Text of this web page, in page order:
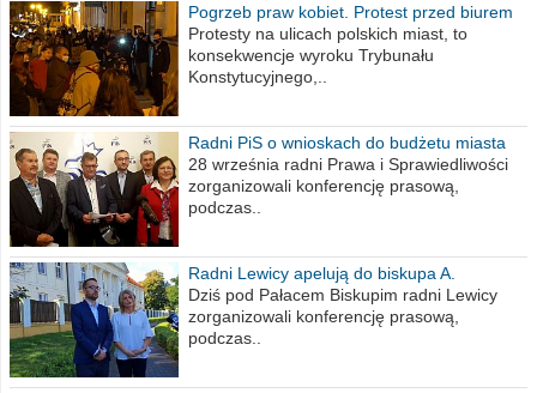
Pogrzeb praw kobiet. Protest przed biurem
poselskim PiS
Protesty na ulicach polskich miast, to
konsekwencje wyroku Trybunału
Konstytucyjnego,..
Radni PiS o wnioskach do budżetu miasta
na 2021 rok
28 września radni Prawa i Sprawiedliwości
zorganizowali konferencję prasową,
podczas..
Radni Lewicy apelują do biskupa A.
Wiesława Meringa
Dziś pod Pałacem Biskupim radni Lewicy
zorganizowali konferencję prasową,
podczas..